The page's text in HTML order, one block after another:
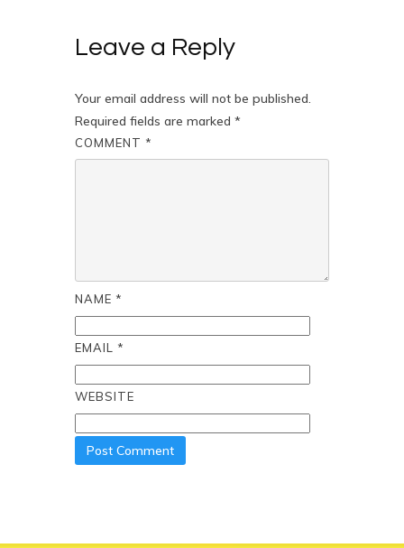
Leave a Reply
Your email address will not be published.
Required fields are marked *
COMMENT *
NAME *
EMAIL *
WEBSITE